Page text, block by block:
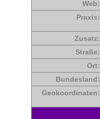
Web:
Praxis:
Zusatz:
Straße:
Ort:
Bundesland:
Geokoordinaten: